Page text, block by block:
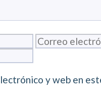
Correo
y web en